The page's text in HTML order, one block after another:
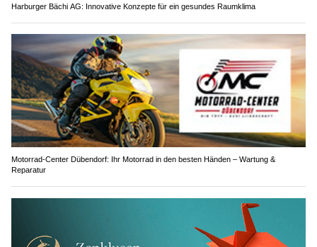
Harburger Bächi AG: Innovative Konzepte für ein gesundes Raumklima
Motorrad-Center Dübendorf: Ihr Motorrad in den besten Händen – Wartung &
Reparatur